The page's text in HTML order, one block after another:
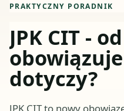
PRAKTYCZNY PORADNIK
JPK CIT -
dotyczy?